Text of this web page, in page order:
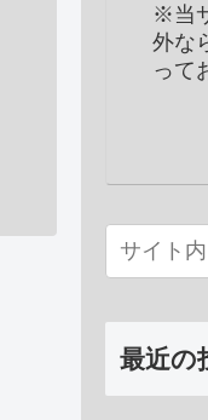
※当
外な
って
最近の